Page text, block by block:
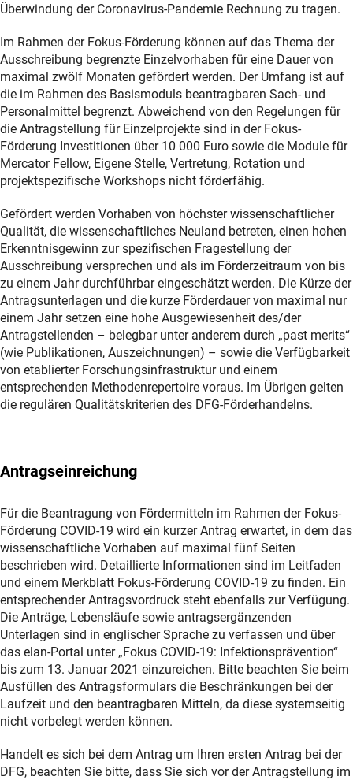
Überwindung der Coronavirus-Pandemie Rechnung zu tragen.
Im Rahmen der Fokus-Förderung können auf das Thema der
Ausschreibung begrenzte Einzelvorhaben für eine Dauer von
maximal zwölf Monaten gefördert werden. Der Umfang ist auf
die im Rahmen des Basismoduls beantragbaren Sach- und
Personalmittel begrenzt. Abweichend von den Regelungen für
die Antragstellung für Einzelprojekte sind in der Fokus-
Förderung Investitionen über 10 000 Euro sowie die Module für
Mercator Fellow, Eigene Stelle, Vertretung, Rotation und
projektspezifische Workshops nicht förderfähig.
Gefördert werden Vorhaben von höchster wissenschaftlicher
Qualität, die wissenschaftliches Neuland betreten, einen hohen
Erkenntnisgewinn zur spezifischen Fragestellung der
Ausschreibung versprechen und als im Förderzeitraum von bis
zu einem Jahr durchführbar eingeschätzt werden. Die Kürze der
Antragsunterlagen und die kurze Förderdauer von maximal nur
einem Jahr setzen eine hohe Ausgewiesenheit des/der
Antragstellenden – belegbar unter anderem durch „past merits“
(wie Publikationen, Auszeichnungen) – sowie die Verfügbarkeit
von etablierter Forschungsinfrastruktur und einem
entsprechenden Methodenrepertoire voraus. Im Übrigen gelten
die regulären Qualitätskriterien des DFG-Förderhandelns.
Antragseinreichung
Für die Beantragung von Fördermitteln im Rahmen der Fokus-
Förderung COVID-19 wird ein kurzer Antrag erwartet, in dem das
wissenschaftliche Vorhaben auf maximal fünf Seiten
beschrieben wird. Detaillierte Informationen sind im Leitfaden
und einem Merkblatt Fokus-Förderung COVID-19 zu finden. Ein
entsprechender Antragsvordruck steht ebenfalls zur Verfügung.
Die Anträge, Lebensläufe sowie antragsergänzenden
Unterlagen sind in englischer Sprache zu verfassen und über
das elan-Portal unter „Fokus COVID-19: Infektionsprävention“
bis zum 13. Januar 2021 einzureichen. Bitte beachten Sie beim
Ausfüllen des Antragsformulars die Beschränkungen bei der
Laufzeit und den beantragbaren Mitteln, da diese systemseitig
nicht vorbelegt werden können.
Handelt es sich bei dem Antrag um Ihren ersten Antrag bei der
DFG, beachten Sie bitte, dass Sie sich vor der Antragstellung im